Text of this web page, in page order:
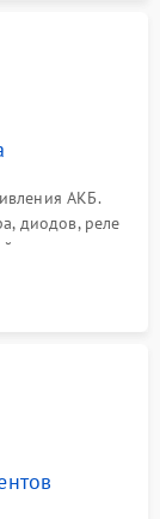
АКБ.
диодов, реле
поиск вздутых
плате.